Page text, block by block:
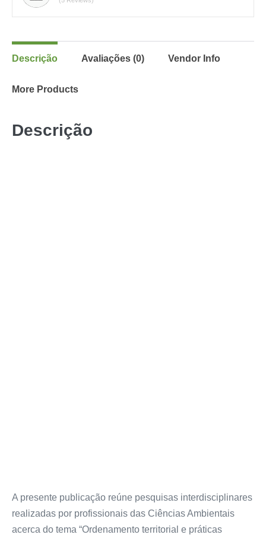
Descrição Avaliações (0) Vendor Info
More Products
Descrição
A presente publicação reúne pesquisas interdisciplinares
realizadas por profissionais das Ciências Ambientais
acerca do tema “Ordenamento territorial e práticas